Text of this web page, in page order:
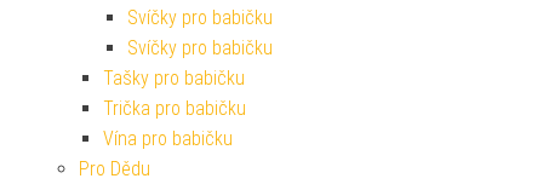
Svíčky pro babičku
Svíčky pro babičku
Tašky pro babičku
Trička pro babičku
Vína pro babičku
Pro Dědu